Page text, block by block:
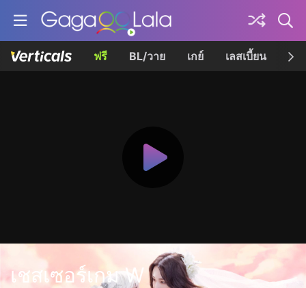
ฟรี BL/วาย เกย์ เลสเบี้ยน เค
เชสเซอร์เกม W